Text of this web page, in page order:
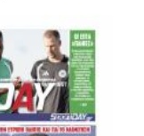
εμάς και
γράμματα.